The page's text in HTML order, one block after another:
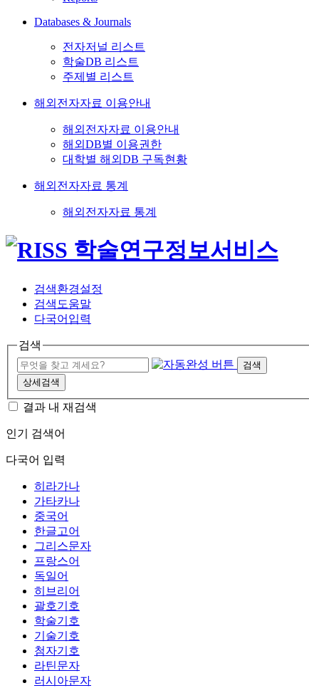
Databases & Journals
전자저널 리스트
학술DB 리스트
주제별 리스트
해외전자자료 이용안내
해외전자자료 이용안내
해외DB별 이용권한
대학별 해외DB 구독현황
해외전자자료 통계
해외전자자료 통계
검색환경설정
검색도움말
다국어입력
검색
검색
상세검색
결과 내 재검색
인기 검색어
다국어 입력
히라가나
가타카나
중국어
한글고어
그리스문자
프랑스어
독일어
히브리어
괄호기호
학술기호
기술기호
첨자기호
라틴문자
러시아문자